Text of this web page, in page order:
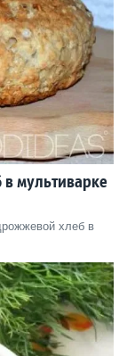
мультиварке
хлеб в